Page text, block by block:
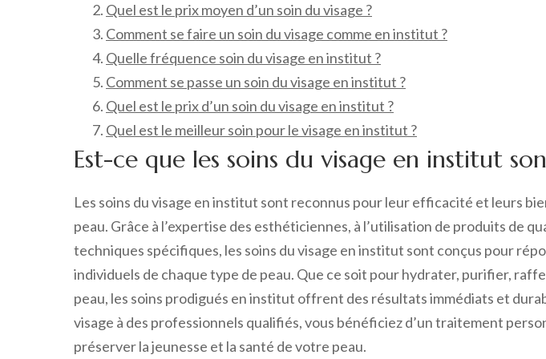
Quel est le prix moyen d’un soin du visage ?
Comment se faire un soin du visage comme en institut ?
Quelle fréquence soin du visage en institut ?
Comment se passe un soin du visage en institut ?
Quel est le prix d’un soin du visage en institut ?
Quel est le meilleur soin pour le visage en institut ?
Est-ce que les soins du visage en institut
Les soins du visage en institut sont reconnus pour leur efficacité et leurs
peau. Grâce à l’expertise des esthéticiennes, à l’utilisation de produits de
techniques spécifiques, les soins du visage en institut sont conçus pour
individuels de chaque type de peau. Que ce soit pour hydrater, purifier,
peau, les soins prodigués en institut offrent des résultats immédiats et
visage à des professionnels qualifiés, vous bénéficiez d’un traitement
préserver la jeunesse et la santé de votre peau.